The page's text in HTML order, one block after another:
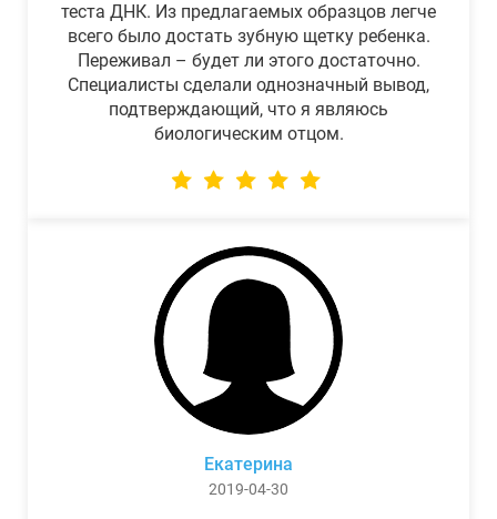
теста ДНК. Из предлагаемых образцов легче
всего было достать зубную щетку ребенка.
Переживал – будет ли этого достаточно.
Специалисты сделали однозначный вывод,
подтверждающий, что я являюсь
биологическим отцом.
Екатерина
2019-04-30